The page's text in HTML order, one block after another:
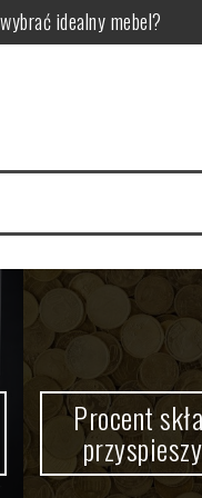
budowanie kapitału
dla zdrowia zębów?
postawy i rozwój
jest przeznaczona?
Procent